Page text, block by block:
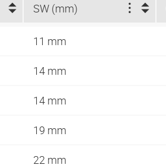
SW (mm)
11 mm
14 mm
14 mm
19 mm
22 mm